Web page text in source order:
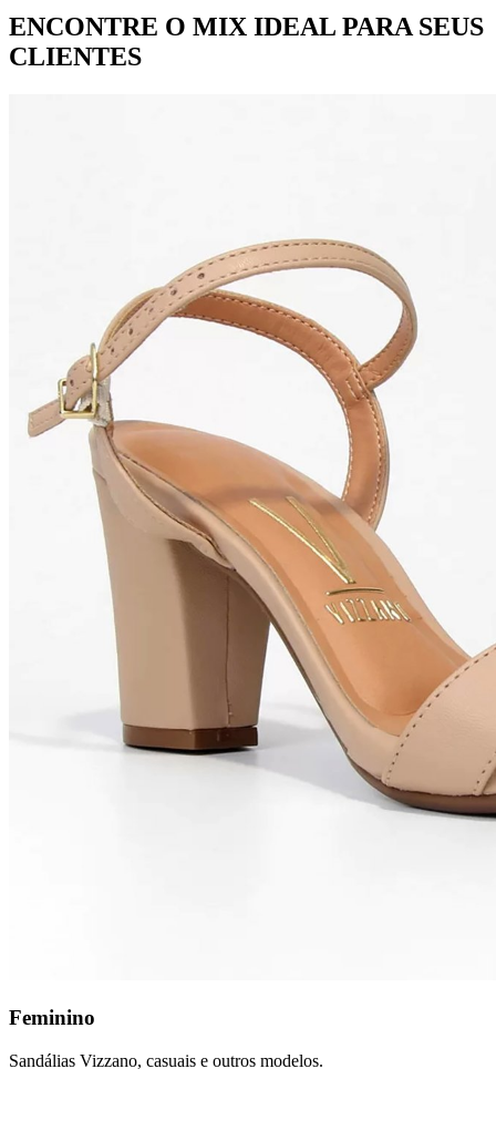
ENCONTRE O MIX IDEAL PARA SEUS
CLIENTES
Feminino
Sandálias Vizzano, casuais e outros modelos.